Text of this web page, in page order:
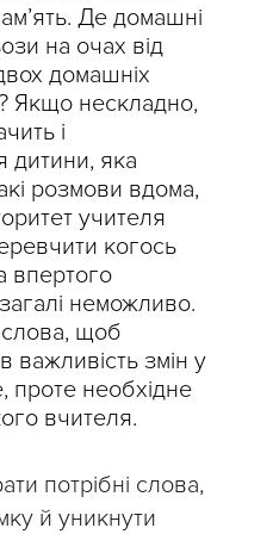
Де домашні
на очах від
домашніх
Якщо нескладно,
і
дитини, яка
розмови вдома,
учителя
когось
впертого
неможливо.
слова, щоб
важливість змін у
проте необхідне
вчителя.
потрібні слова,
й уникнути